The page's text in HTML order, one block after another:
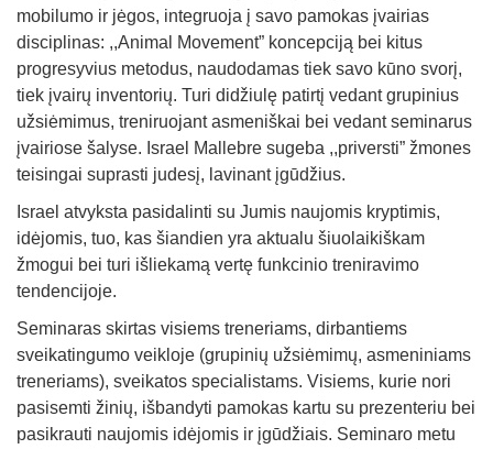
mobilumo ir jėgos, integruoja į savo pamokas įvairias
disciplinas: ,,Animal Movement” koncepciją bei kitus
progresyvius metodus, naudodamas tiek savo kūno svorį,
tiek įvairų inventorių. Turi didžiulę patirtį vedant grupinius
užsiėmimus, treniruojant asmeniškai bei vedant seminarus
įvairiose šalyse. Israel Mallebre sugeba ,,priversti” žmones
teisingai suprasti judesį, lavinant įgūdžius.
Israel atvyksta pasidalinti su Jumis naujomis kryptimis,
idėjomis, tuo, kas šiandien yra aktualu šiuolaikiškam
žmogui bei turi išliekamą vertę funkcinio treniravimo
tendencijoje.
Seminaras skirtas visiems treneriams, dirbantiems
sveikatingumo veikloje (grupinių užsiėmimų, asmeniniams
treneriams), sveikatos specialistams. Visiems, kurie nori
pasisemti žinių, išbandyti pamokas kartu su prezenteriu bei
pasikrauti naujomis idėjomis ir įgūdžiais. Seminaro metu